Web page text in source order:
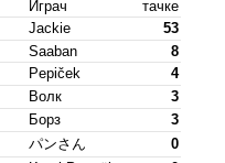
Играч
тачке
Jackie
53
Saaban
8
Pepiček
4
Волк
3
Борз
3
パンさん
0